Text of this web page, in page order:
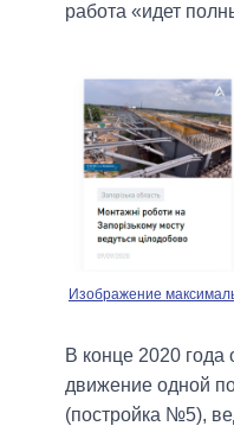
работа «идет
Изображение
В конце 2020
движение одной
(постройка №5),